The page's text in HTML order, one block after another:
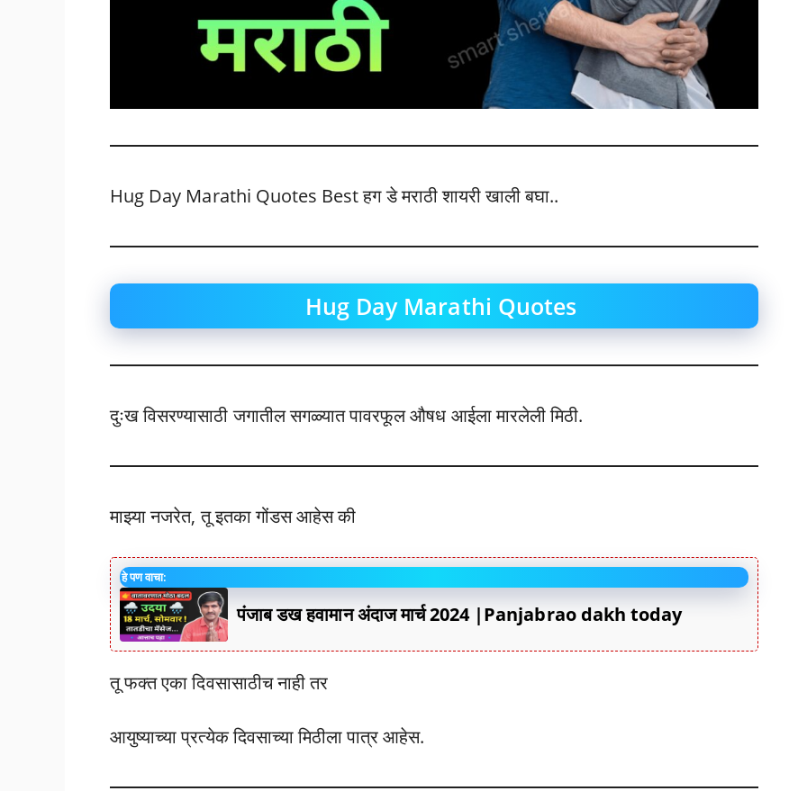
Hug Day Marathi Quotes Best हग डे मराठी शायरी खाली बघा..
Hug Day Marathi Quotes
दुःख विसरण्यासाठी जगातील सगळ्यात पावरफूल औषध आईला मारलेली मिठी.
माझ्या नजरेत, तू इतका गोंडस आहेस की
हे पण वाचा:
पंजाब डख हवामान अंदाज मार्च 2024 |Panjabrao dakh today
तू फक्त एका दिवसासाठीच नाही तर
आयुष्याच्या प्रत्येक दिवसाच्या मिठीला पात्र आहेस.